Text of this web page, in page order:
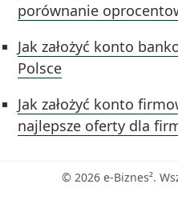
porównanie
Jak założyć konto
Polsce
Jak założyć konto
najlepsze oferty dla
© 2026 e-Biznes².